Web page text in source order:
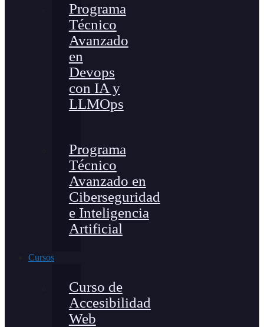
Programa
Técnico
Avanzado
en
Devops
con IA y
LLMOps
Programa
Técnico
Avanzado en
Ciberseguridad
e Inteligencia
Artificial
Cursos
Curso de
Accesibilidad
Web